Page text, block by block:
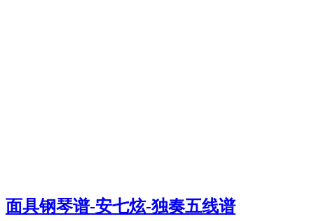
面具钢琴谱-安七炫-独奏五线谱